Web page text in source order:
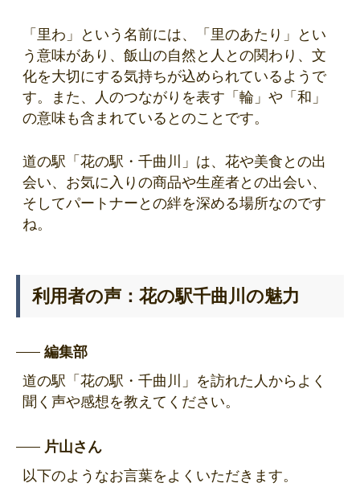
「里わ」という名前には、「里のあたり」とい
う意味があり、飯山の自然と人との関わり、文
化を大切にする気持ちが込められているようで
す。また、人のつながりを表す「輪」や「和」
の意味も含まれているとのことです。
道の駅「花の駅・千曲川」は、花や美食との出
会い、お気に入りの商品や生産者との出会い、
そしてパートナーとの絆を深める場所なのです
ね。
利用者の声：花の駅千曲川の魅力
編集部
道の駅「花の駅・千曲川」を訪れた人からよく
聞く声や感想を教えてください。
片山さん
以下のようなお言葉をよくいただきます。